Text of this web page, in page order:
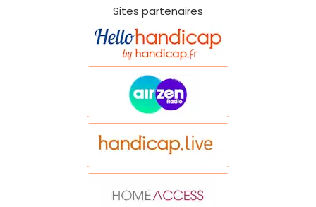
Sites partenaires